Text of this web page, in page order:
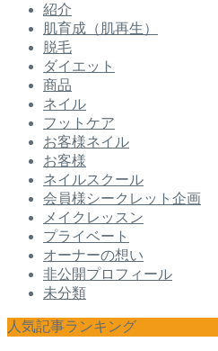
紹介
肌育成（肌再生）
脱毛
ダイエット
商品
ネイル
フットケア
お客様ネイル
お客様
ネイルスクール
会員様シークレット企画
メイクレッスン
プライベート
オーナーの想い
非公開プロフィール
未分類
人気記事ランキング